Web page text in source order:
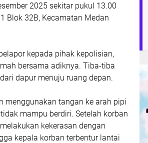
2025 sekitar pukul 13.00
Blok 32B, Kecamatan Medan
kepada pihak kepolisian,
bersama adiknya. Tiba-tiba
dapur menuju ruang depan.
menggunakan tangan ke arah pipi
mampu berdiri. Setelah korban
kekerasan dengan
kepala korban terbentur lantai